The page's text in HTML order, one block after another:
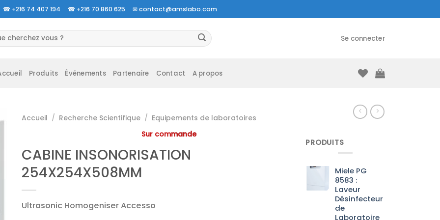
☎ +216 74 407 194 ☎ +216 70 860 625 ✉contact@amslabo.com
Se connecter
Produits Événements Partenaire Contact A propos
Accueil / Recherche Scientifique / Equipements de laboratoires
Sur commande
CABINE INSONORISATION
254X254X508MM
Ultrasonic Homogeniser Accesso
PRODUITS
Miele PG
8583 :
Laveur
Désinfecteur
de
Laboratoire